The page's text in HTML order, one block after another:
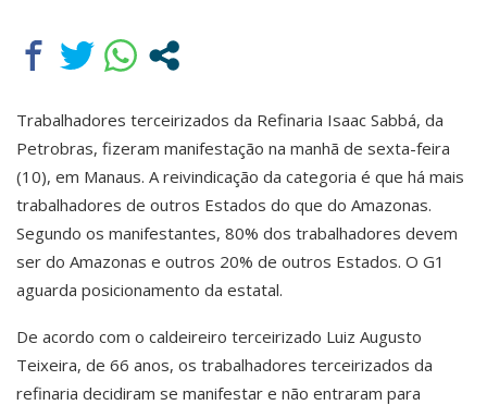
Trabalhadores terceirizados da Refinaria Isaac Sabbá, da
Petrobras, fizeram manifestação na manhã de sexta-feira
(10), em Manaus. A reivindicação da categoria é que há mais
trabalhadores de outros Estados do que do Amazonas.
Segundo os manifestantes, 80% dos trabalhadores devem
ser do Amazonas e outros 20% de outros Estados. O G1
aguarda posicionamento da estatal.
De acordo com o caldeireiro terceirizado Luiz Augusto
Teixeira, de 66 anos, os trabalhadores terceirizados da
refinaria decidiram se manifestar e não entraram para